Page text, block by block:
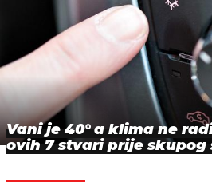
Vani je 40° a klima ne
ovih 7 stvari prije skupog